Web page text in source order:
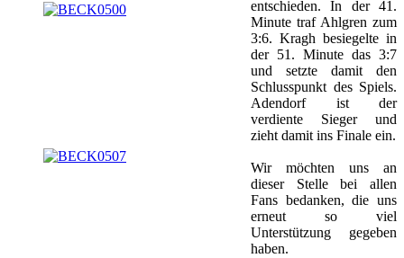
entschieden. In der 41.
Minute traf Ahlgren zum
3:6. Kragh besiegelte in
der 51. Minute das 3:7
und setzte damit den
Schlusspunkt des Spiels.
Adendorf ist der
verdiente Sieger und
zieht damit ins Finale ein.
Wir möchten uns an
dieser Stelle bei allen
Fans bedanken, die uns
erneut so viel
Unterstützung gegeben
haben.